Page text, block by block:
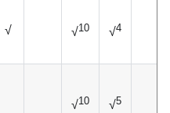
√ √10 √4
√10 √5